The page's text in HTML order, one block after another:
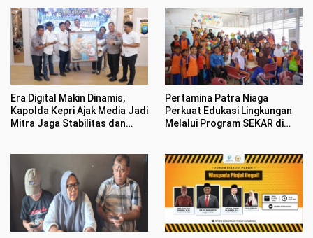
Era Digital Makin Dinamis,
Kapolda Kepri Ajak Media Jadi
Mitra Jaga Stabilitas dan
Pertamina Patra Niaga
Perkuat Edukasi Lingkungan
Melalui Program SEKAR di